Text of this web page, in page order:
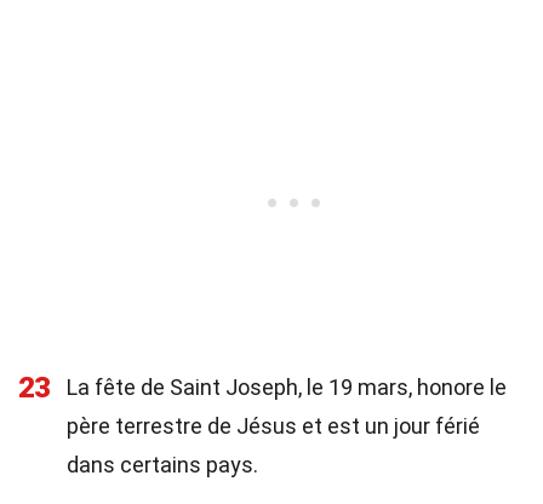
23
La fête de Saint Joseph, le 19 mars, honore le
père terrestre de Jésus et est un jour férié
dans certains pays.